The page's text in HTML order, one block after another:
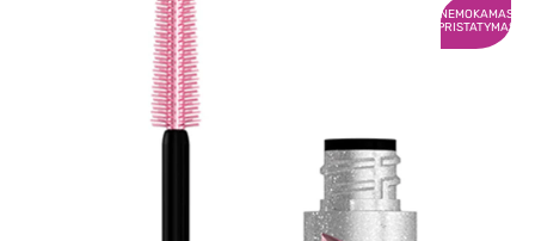
NEMOKAMAS
PRISTATYMAS